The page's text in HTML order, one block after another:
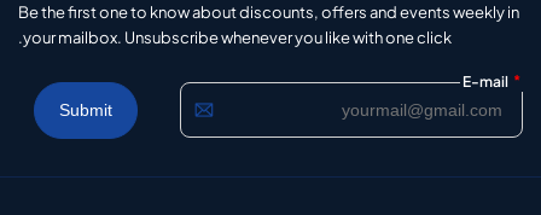
Be the first one to know about discounts, offers and events weekly in
your mailbox. Unsubscribe whenever you like with one click.
E-mail *